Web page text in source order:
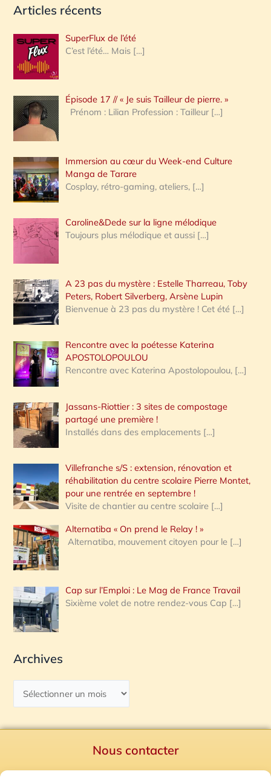
c
e
r
c
h
e
:
Articles récents
SuperFlux de l’été
C’est l’été… Mais […]
Épisode 17 // « Je suis Tailleur de pierre. »
Prénom : Lilian Profession : Tailleur […]
Immersion au cœur du Week-end Culture
Manga de Tarare
Cosplay, rétro-gaming, ateliers, […]
Caroline&Dede sur la ligne mélodique
Toujours plus mélodique et aussi […]
A 23 pas du mystère : Estelle Tharreau, Toby
Peters, Robert Silverberg, Arsène Lupin
Bienvenue à 23 pas du mystère ! Cet été […]
Rencontre avec la poétesse Katerina
APOSTOLOPOULOU
Rencontre avec Katerina Apostolopoulou, […]
Jassans-Riottier : 3 sites de compostage
partagé une première !
Installés dans des emplacements […]
Villefranche s/S : extension, rénovation et
réhabilitation du centre scolaire Pierre Montet,
pour une rentrée en septembre !
Visite de chantier au centre scolaire […]
Alternatiba « On prend le Relay ! »
Alternatiba, mouvement citoyen pour le […]
Cap sur l’Emploi : Le Mag de France Travail
Sixième volet de notre rendez-vous Cap […]
Archives
Nous contacter